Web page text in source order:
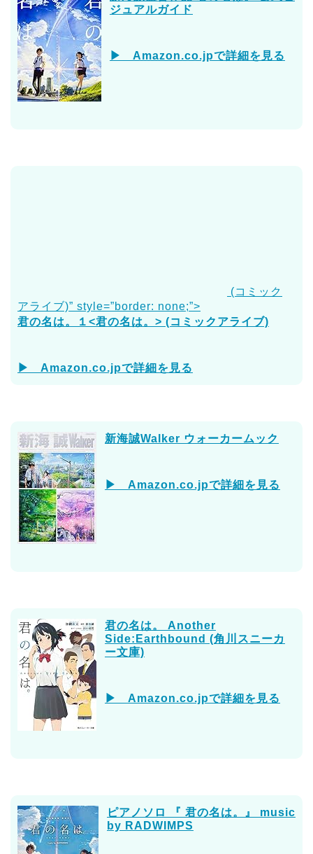
ジュアルガイド
▶ Amazon.co.jpで詳細を見る
(コミック
アライブ)” style=”border: none;”>
君の名は。１<君の名は。> (コミックアライブ)
▶ Amazon.co.jpで詳細を見る
新海誠Walker ウォーカームック
▶ Amazon.co.jpで詳細を見る
君の名は。 Another
Side:Earthbound (角川スニーカ
ー文庫)
▶ Amazon.co.jpで詳細を見る
ピアノソロ 『 君の名は。』 music
by RADWIMPS